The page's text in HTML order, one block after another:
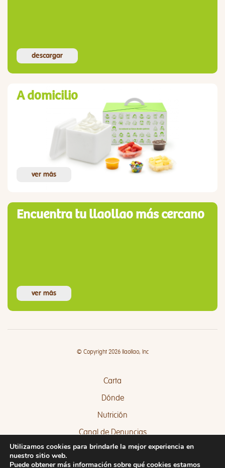
descargar
A domicilio
ver más
Encuentra tu llaollao más cercano
ver más
© Copyright 2026 llaollao, Inc
Carta
Dónde
Nutrición
Canal de Denuncias
Quejas y Sugerencias
Utilizamos cookies para brindarle la mejor experiencia en
nuestro sitio web.
Puede obtener más información sobre qué cookies estamos